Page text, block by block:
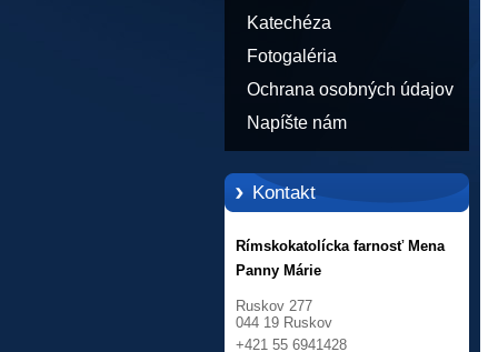
Katechéza
Fotogaléria
Ochrana osobných údajov
Napíšte nám
Kontakt
Rímskokatolícka farnosť Mena
Panny Márie
Ruskov 277
044 19 Ruskov
+421 55 6941428